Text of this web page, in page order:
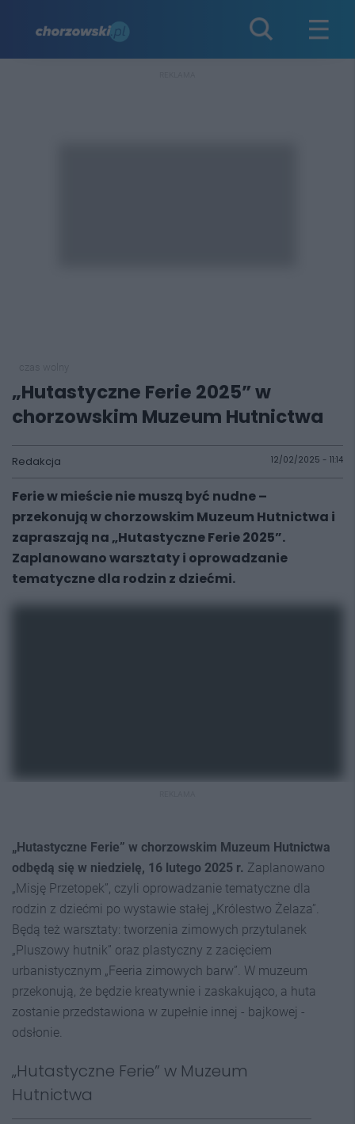
„Hutastyczne Ferie 2025” w
chorzowskim Muzeum Hutnictwa
Redakcja 12/02/2025 - 11:14
Ferie w mieście nie muszą być nudne –
przekonują w chorzowskim Muzeum Hutnictwa i
zapraszają na „Hutastyczne Ferie 2025”.
Zaplanowano warsztaty i oprowadzanie
tematyczne dla rodzin z dziećmi.
„Hutastyczne Ferie” w chorzowskim Muzeum Hutnictwa
odbędą się w niedzielę, 16 lutego 2025 r. Zaplanowano
„Misję Przetopek”, czyli oprowadzanie tematyczne dla
rodzin z dziećmi po wystawie stałej „Królestwo Żelaza”.
Będą też warsztaty: tworzenia zimowych przytulanek
„Pluszowy hutnik” oraz plastyczny z zacięciem
urbanistycznym „Feeria zimowych barw”. W muzeum
przekonują, że będzie kreatywnie i zaskakująco, a huta
zostanie przedstawiona w zupełnie innej - bajkowej -
odsłonie.
„Hutastyczne Ferie” w Muzeum
Hutnictwa